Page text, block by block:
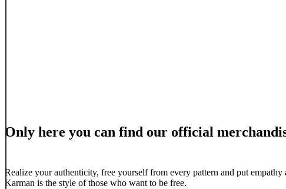
Only here you can find our official
Realize your authenticity, free yourself from every pattern and put empathy
Karman is the style of those who want to be free.